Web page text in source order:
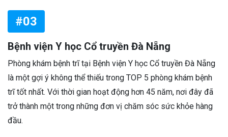
#03
Bệnh viện Y học Cổ truyền Đà Nẵng
Phòng khám bệnh trĩ tại Bệnh viện Y học Cổ truyền Đà Nẵng
là một gợi ý không thể thiếu trong TOP 5 phòng khám bệnh
trĩ tốt nhất. Với thời gian hoạt động hơn 45 năm, nơi đây đã
trở thành một trong những đơn vị chăm sóc sức khỏe hàng
đầu.